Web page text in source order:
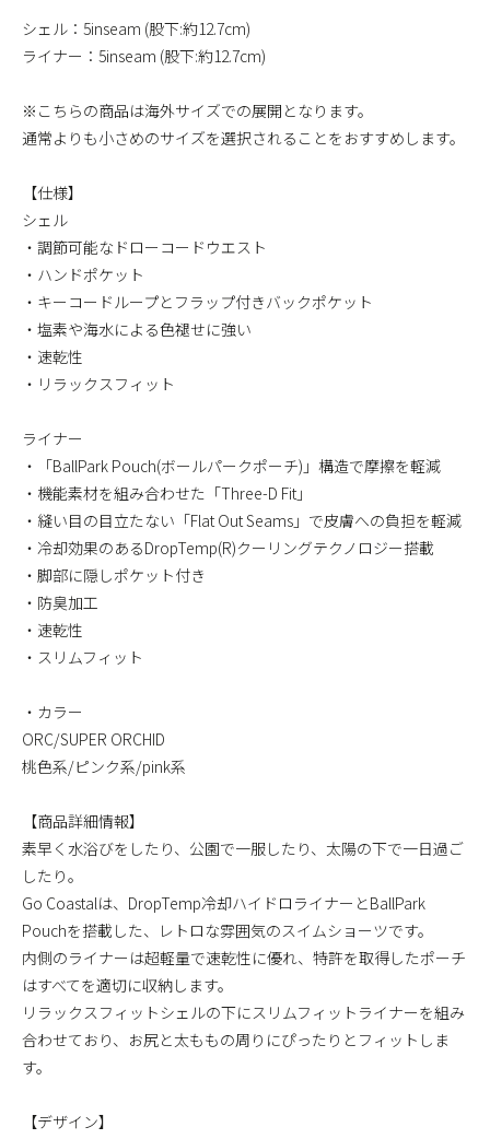
シェル：5inseam (股下:約12.7cm)
ライナー：5inseam (股下:約12.7cm)
※こちらの商品は海外サイズでの展開となります。
通常よりも小さめのサイズを選択されることをおすすめします。
【仕様】
シェル
・調節可能なドローコードウエスト
・ハンドポケット
・キーコードループとフラップ付きバックポケット
・塩素や海水による色褪せに強い
・速乾性
・リラックスフィット
ライナー
・「BallPark Pouch(ボールパークポーチ)」構造で摩擦を軽減
・機能素材を組み合わせた「Three-D Fit」
・縫い目の目立たない「Flat Out Seams」で皮膚への負担を軽減
・冷却効果のあるDropTemp(R)クーリングテクノロジー搭載
・脚部に隠しポケット付き
・防臭加工
・速乾性
・スリムフィット
・カラー
ORC/SUPER ORCHID
桃色系/ピンク系/pink系
【商品詳細情報】
素早く水浴びをしたり、公園で一服したり、太陽の下で一日過ご
したり。
Go Coastalは、DropTemp冷却ハイドロライナーとBallPark
Pouchを搭載した、レトロな雰囲気のスイムショーツです。
内側のライナーは超軽量で速乾性に優れ、特許を取得したポーチ
はすべてを適切に収納します。
リラックスフィットシェルの下にスリムフィットライナーを組み
合わせており、お尻と太ももの周りにぴったりとフィットしま
す。
【デザイン】